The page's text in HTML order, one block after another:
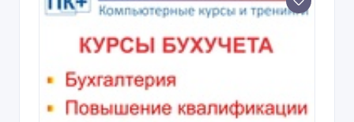
курсы Ғылым
07/08/2026
Компьютерные курсы